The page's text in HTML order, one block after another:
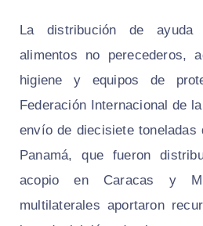
La distribución de ayuda
alimentos no perecederos,
higiene y equipos de
Federación Internacional de
envío de diecisiete toneladas
Panamá, que fueron
acopio en Caracas y
multilaterales aportaron